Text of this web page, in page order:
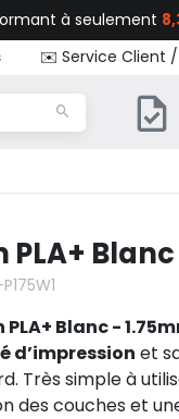
à seulement
✉️ Service Client
PLA+
PLA+ Blanc -
d’impression et
Très simple à
des couches et